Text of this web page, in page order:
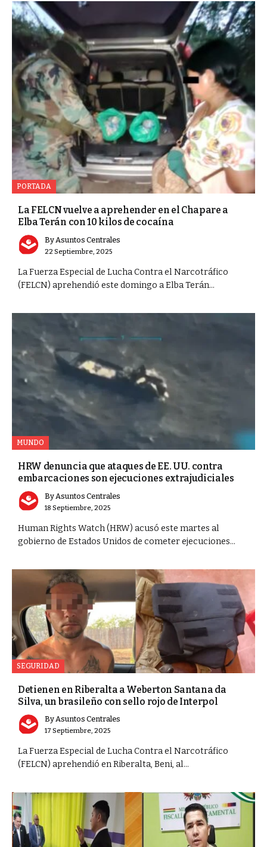
PORTADA
La FELCN vuelve a aprehender en el Chapare a
Elba Terán con 10 kilos de cocaína
By Asuntos Centrales
22 Septiembre, 2025
La Fuerza Especial de Lucha Contra el Narcotráfico
(FELCN) aprehendió este domingo a Elba Terán...
MUNDO
HRW denuncia que ataques de EE. UU. contra
embarcaciones son ejecuciones extrajudiciales
By Asuntos Centrales
18 Septiembre, 2025
Human Rights Watch (HRW) acusó este martes al
gobierno de Estados Unidos de cometer ejecuciones...
SEGURIDAD
Detienen en Riberalta a Weberton Santana da
Silva, un brasileño con sello rojo de Interpol
ByAsuntos Centrales
17 Septiembre, 2025
La Fuerza Especial de Lucha Contra el Narcotráfico
(FELCN) aprehendió en Riberalta, Beni, al...